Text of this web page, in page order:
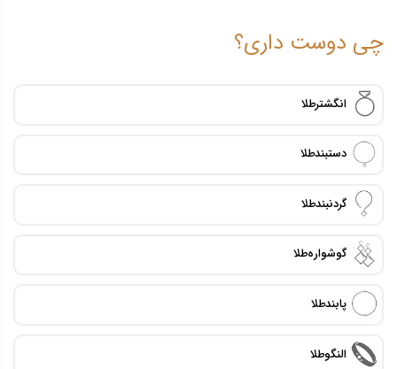
چی دوست داری؟
انگشتر طلا
دستبند طلا
گردنبند طلا
گوشواره طلا
پابند طلا
النگو طلا